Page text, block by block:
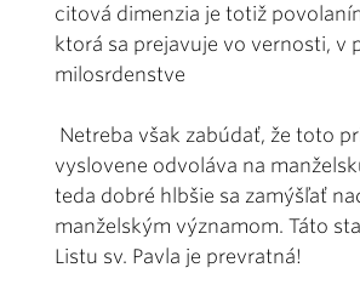
citová dimenzia je totiž
ktorá sa prejavuje vo vernosti, v
milosrdenstve
Netreba však zabúdať, že toto
vyslovene odvoláva na
teda dobré hlbšie sa zamýšľať
manželským významom. Táto
Listu sv. Pavla je prevratná!